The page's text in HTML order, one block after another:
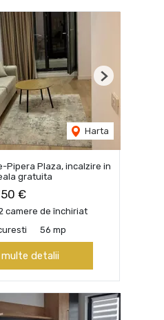
Harta
Next
Pipera Plaza, incalzire in
gratuita
€
camere de închiriat
56 mp
multe detalii